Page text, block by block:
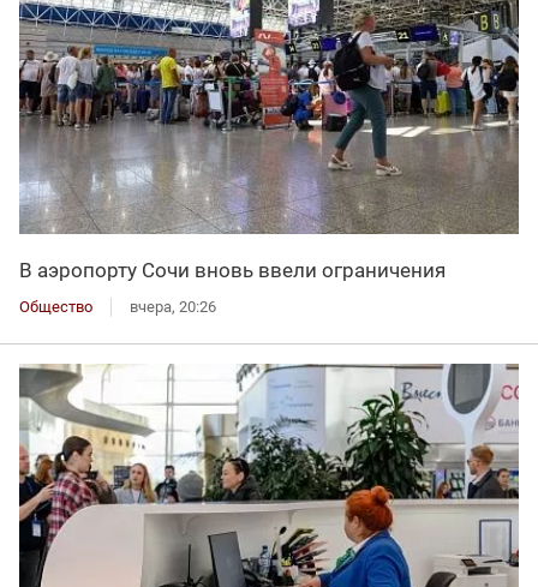
В аэропорту Сочи вновь ввели ограничения
Общество вчера, 20:26